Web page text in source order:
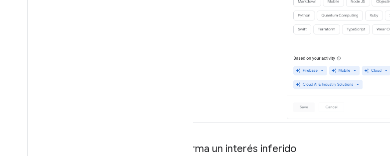
Confirma un interés inferido